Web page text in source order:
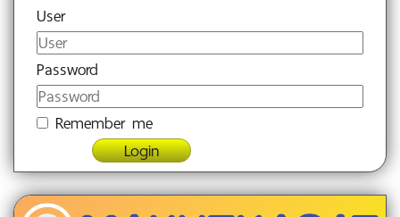
User
Password
Remember me
Login